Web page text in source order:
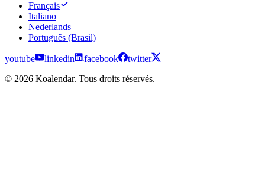
Français
Italiano
Nederlands
Português (Brasil)
youtube linkedin facebook
twitter
© 2026 Koalendar. Tous droits réservés.